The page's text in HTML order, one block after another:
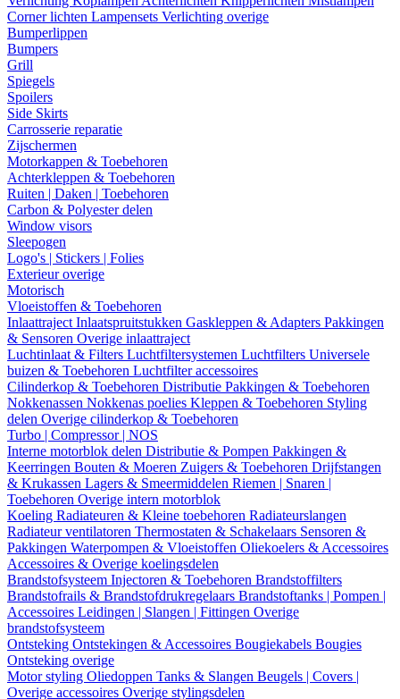
Corner lichten Lampensets Verlichting overige
Bumperlippen
Bumpers
Grill
Spiegels
Spoilers
Side Skirts
Carrosserie reparatie
Zijschermen
Motorkappen & Toebehoren
Achterkleppen & Toebehoren
Ruiten | Daken | Toebehoren
Carbon & Polyester delen
Window visors
Sleepogen
Logo's | Stickers | Folies
Exterieur overige
Motorisch
Vloeistoffen & Toebehoren
Inlaattraject Inlaatspruitstukken Gaskleppen & Adapters Pakkingen
& Sensoren Overige inlaattraject
Luchtinlaat & Filters Luchtfiltersystemen Luchtfilters Universele
buizen & Toebehoren Luchtfilter accessoires
Cilinderkop & Toebehoren Distributie Pakkingen & Toebehoren
Nokkenassen Nokkenas poelies Kleppen & Toebehoren Styling
delen Overige cilinderkop & Toebehoren
Turbo | Compressor | NOS
Interne motorblok delen Distributie & Pompen Pakkingen &
Keerringen Bouten & Moeren Zuigers & Toebehoren Drijfstangen
& Krukassen Lagers & Smeermiddelen Riemen | Snaren |
Toebehoren Overige intern motorblok
Koeling Radiateuren & Kleine toebehoren Radiateurslangen
Radiateur ventilatoren Thermostaten & Schakelaars Sensoren &
Pakkingen Waterpompen & Vloeistoffen Oliekoelers & Accessoires
Accessoires & Overige koelingsdelen
Brandstofsysteem Injectoren & Toebehoren Brandstoffilters
Brandstofrails & Brandstofdrukregelaars Brandstoftanks | Pompen |
Accessoires Leidingen | Slangen | Fittingen Overige
brandstofsysteem
Ontsteking Ontstekingen & Accessoires Bougiekabels Bougies
Ontsteking overige
Motor styling Oliedoppen Tanks & Slangen Beugels | Covers |
Overige accessoires Overige stylingsdelen